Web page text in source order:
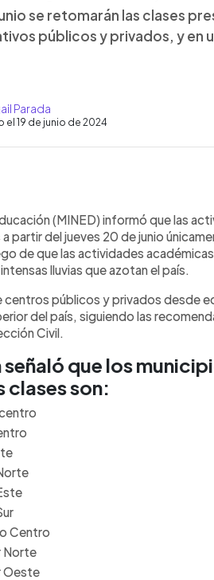
se retomarán las clases
públicos y privados, y en
Parada
el 19 de junio de 2024
artículo(MINED) informó que las
a partir del jueves 20 de junio
de que las actividades
lluvias que azotan el país.
centros públicos y privados desde
del país, siguiendo las
Civil.
que los
clases son:
Centro
Norte
Oeste